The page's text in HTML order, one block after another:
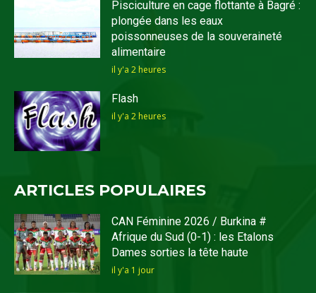
Pisciculture en cage flottante à Bagré :
plongée dans les eaux
poissonneuses de la souveraineté
alimentaire
il y'a 2 heures
Flash
il y'a 2 heures
ARTICLES POPULAIRES
CAN Féminine 2026 / Burkina #
Afrique du Sud (0-1) : les Etalons
Dames sorties la tête haute
il y'a 1 jour